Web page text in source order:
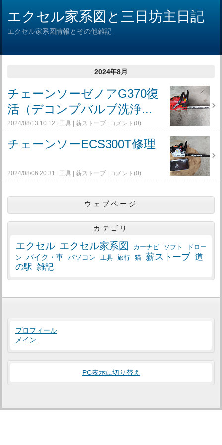
エクセル家系図と三日坊主日記
エクセル家系図情報とその他雑記
2024年8月
チェーンソーゼノアG370復
活（デコンプバルブ洗浄...
2024/08/13 10:12 工具 薪ストーブ コメント(0)
チェーンソーECS300T修理
2024/08/06 20:31 工具 薪ストーブ コメント(0)
ウェブページ
カテゴリ
エクセル エクセル家系図 カーナビ ソフト
ドロー
ン
バイク・車 パソコン 工具 旅行 猫 薪ストーブ 道
の駅 雑記
プロフィール
メイン
PC表示に切り替え